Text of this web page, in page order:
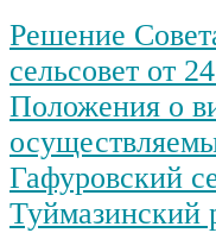
Решение
сельсовет от
Положения о
Гафуровский
Туймазинский